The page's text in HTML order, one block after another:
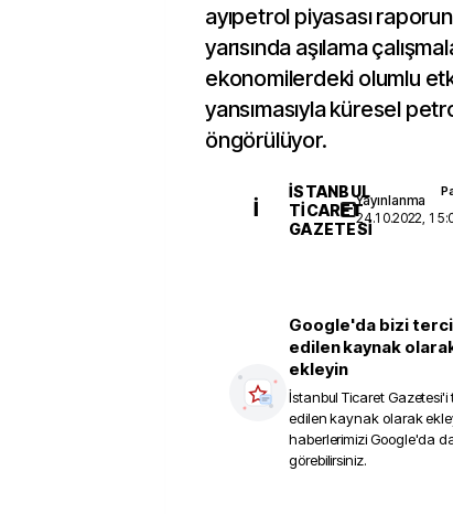
ayıpetrol piyasası
yarısında aşılama
ekonomilerdeki olumlu
yansımasıyla küresel
öngörülüyor.
İ
İSTANBUL
TICARET
GAZETESI
Yayınlanma
24.10.2022,
Google'da bizi
edilen kaynak
ekleyin
İstanbul Ticaret Gazetesi'i
edilen kaynak olarak
haberlerimizi Google'da
görebilirsiniz.